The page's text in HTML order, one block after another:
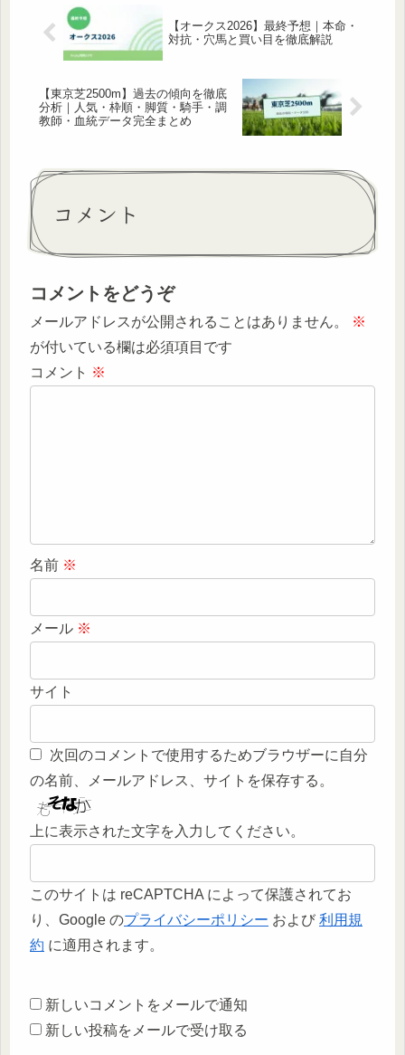
【オークス2026】最終予想｜本命・
対抗・穴馬と買い目を徹底解説
【東京芝2500m】過去の傾向を徹底
分析｜人気・枠順・脚質・騎手・調
教師・血統データ完全まとめ
コメント
コメントをどうぞ
メールアドレスが公開されることはありません。
※
が付いている欄は必須項目です
コメント ※
名前 ※
メール ※
サイト
次回のコメントで使用するためブラウザーに自分
の名前、メールアドレス、サイトを保存する。
上に表示された文字を入力してください。
このサイトは reCAPTCHA によって保護されてお
り、Google のプライバシーポリシー および 利用規
約 に適用されます。
新しいコメントをメールで通知
新しい投稿をメールで受け取る